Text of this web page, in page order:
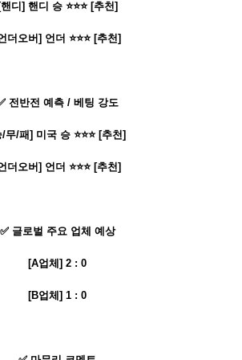
디] 핸디 승 ⭐⭐⭐ [추천]
더오버] 언더 ⭐⭐⭐ [추천]
전반전 예측 / 베팅 강도
무/패] 미국 승 ⭐⭐⭐ [추천]
더오버] 언더 ⭐⭐⭐ [추천]
✅ 글로벌 주요 업체 예상
[A업체] 2 : 0
[B업체] 1 : 0